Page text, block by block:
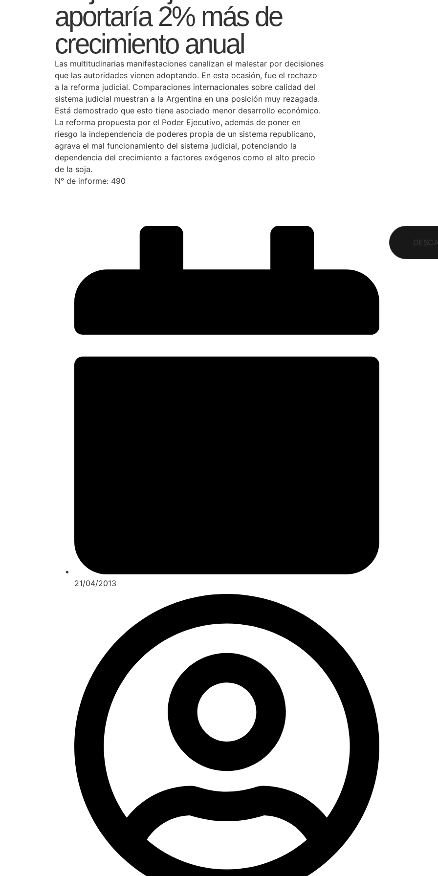
aportaría 2% más de
crecimiento anual
Las multitudinarias manifestaciones canalizan el malestar por decisiones
que las autoridades vienen adoptando. En esta ocasión, fue el rechazo
a la reforma judicial. Comparaciones internacionales sobre calidad del
sistema judicial muestran a la Argentina en una posición muy rezagada.
Está demostrado que esto tiene asociado menor desarrollo económico.
La reforma propuesta por el Poder Ejecutivo, además de poner en
riesgo la independencia de poderes propia de un sistema republicano,
agrava el mal funcionamiento del sistema judicial, potenciando la
dependencia del crecimiento a factores exógenos como el alto precio
de la soja.
N° de informe: 490
21/04/2013